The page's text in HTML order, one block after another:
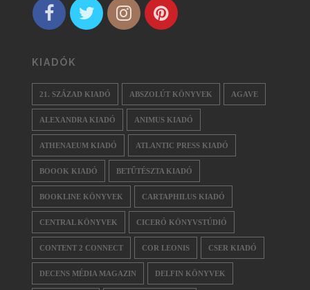
KIADÓK
21. SZÁZAD KIADÓ ABSZOLÚT KÖNYVEK AGAVE
ALEXANDRA KIADÓ ANIMUS KIADÓ
ATHENAEUM KIADÓ ATLANTIC PRESS KIADÓ
BOOOK KIADÓ BETŰTÉSZTA KIADÓ
BOOKLINE KÖNYVEK CARTAPHILUS KIADÓ
CENTRAL KÖNYVEK CICERÓ KÖNYVSTÚDIÓ
CONTENT 2 CONNECT COR LEONIS CSER KIADÓ
DECENS MÉDIA MAGAZIN DELFIN KÖNYVEK